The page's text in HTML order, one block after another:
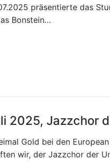
präsentierte das
Bonstein…
2025, Jazzchor
Gold bei den
wir, der Jazzchor der